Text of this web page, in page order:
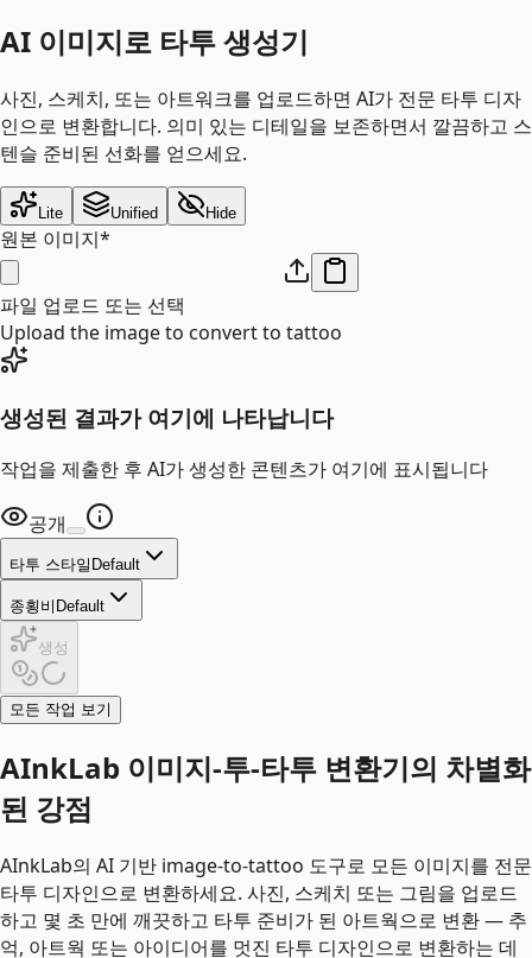
AI 이미지로 타투 생성기
사진, 스케치, 또는 아트워크를 업로드하면 AI가 전문 타투 디자
인으로 변환합니다. 의미 있는 디테일을 보존하면서 깔끔하고 스
텐슬 준비된 선화를 얻으세요.
Lite Unified Hide
원본 이미지*
파일 업로드 또는 선택
Upload the image to convert to tattoo
생성된 결과가 여기에 나타납니다
작업을 제출한 후 AI가 생성한 콘텐츠가 여기에 표시됩니다
공개
타투 스타일 Default
종횡비 Default
생성
모든 작업 보기
AInkLab 이미지-투-타투 변환기의 차별화
된 강점
AInkLab의 AI 기반 image-to-tattoo 도구로 모든 이미지를 전문
타투 디자인으로 변환하세요. 사진, 스케치 또는 그림을 업로드
하고 몇 초 만에 깨끗하고 타투 준비가 된 아트웍으로 변환 — 추
억, 아트웍 또는 아이디어를 멋진 타투 디자인으로 변환하는 데